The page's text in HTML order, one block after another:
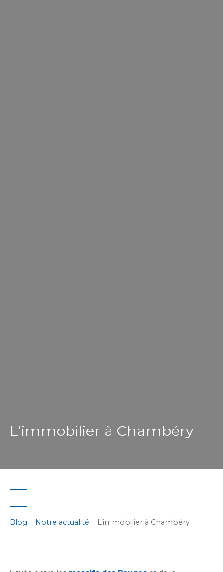
L’immobilier à Chambéry
Blog Notre actualité L’immobilier à Chambéry